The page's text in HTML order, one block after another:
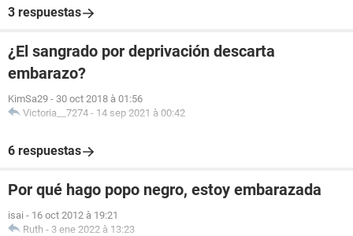
3 respuestas
¿El sangrado por deprivación descarta
embarazo?
KimSa29 - 30 oct 2018 à 01:56
Victoria__7274 - 14 sep 2021 à 00:42
6 respuestas
Por qué hago popo negro, estoy embarazada
isai - 16 oct 2012 à 19:21
Ruth - 3 ene 2022 à 13:23